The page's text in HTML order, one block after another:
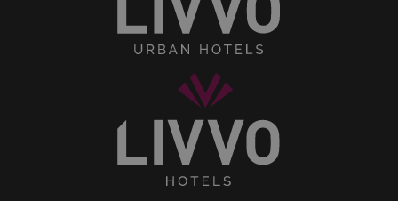
LIVVO
Hotels